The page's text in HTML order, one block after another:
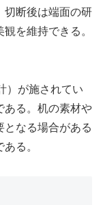
切断後は端面の研
を維持できる。
）が施されてい
ある。机の素材や
となる場合がある
ある。